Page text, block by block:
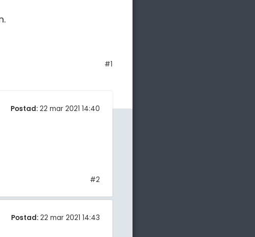
#1
Postad: 22 mar 2021 14:40
#2
Postad: 22 mar 2021 14:43